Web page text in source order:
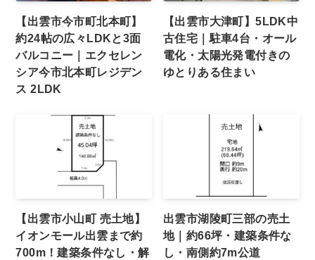
【出雲市今市町北本町】
約24帖の広々LDKと3面
バルコニー｜エクセレン
シア今市北本町レジデン
ス 2LDK
【出雲市大津町】5LDK中
古住宅｜駐車4台・オール
電化・太陽光発電付きの
ゆとりある住まい
【出雲市小山町 売土地】
イオンモール出雲まで約
700m！建築条件なし・解
出雲市湖陵町三部の売土
地｜約66坪・建築条件な
し・南側約7m公道